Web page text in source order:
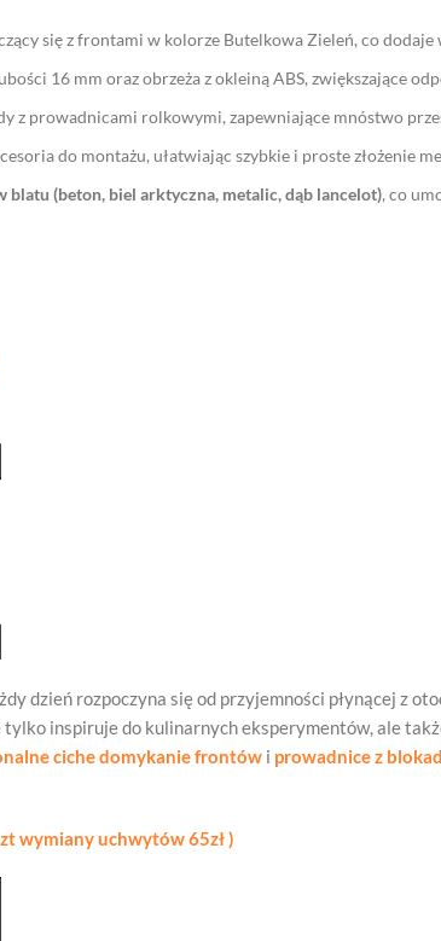
się z frontami w kolorze Butelkowa Zieleń, co dodaje
16 mm oraz obrzeża z okleiną ABS, zwiększające
z prowadnicami rolkowymi, zapewniające mnóstwo
do montażu, ułatwiając szybkie i proste złożenie
blatu (beton, biel arktyczna, metalic, dąb lancelot), co
dzień rozpoczyna się od przyjemności płynącej z
inspiruje do kulinarnych eksperymentów, ale
ciche domykanie frontów i prowadnice z
wymiany uchwytów 65zł )